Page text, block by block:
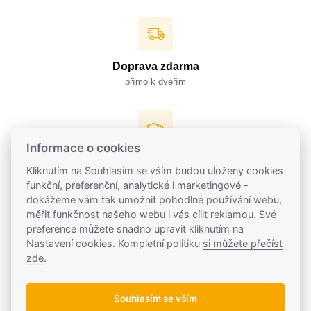
Doprava zdarma
přímo k dveřím
z Prahy a Vysočiny
Informace o cookies
Kliknutím na Souhlasím se vším budou uloženy cookies
funkční, preferenční, analytické i marketingové -
dokážeme vám tak umožnit pohodlné používání webu,
měřit funkčnost našeho webu i vás cílit reklamou. Své
preference můžete snadno upravit kliknutím na
Nastavení cookies. Kompletní politiku si můžete přečíst
zde.
Souhlasím se vším